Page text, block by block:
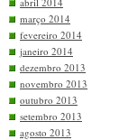
março 2014
fevereiro 2014
janeiro 2014
dezembro 2013
novembro 2013
outubro 2013
setembro 2013
agosto 2013